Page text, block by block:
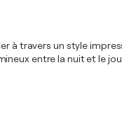
à travers un style
entre la nuit et le